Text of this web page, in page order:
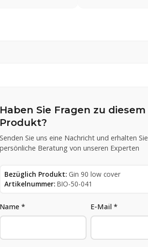
Haben Sie Fragen zu diesem
Produkt?
Senden Sie uns eine Nachricht und erhalten Sie
persönliche Beratung von unseren Experten
Bezüglich Produkt: Gin 90 low cover
Artikelnummer: BIO-50-041
Name * E-Mail *